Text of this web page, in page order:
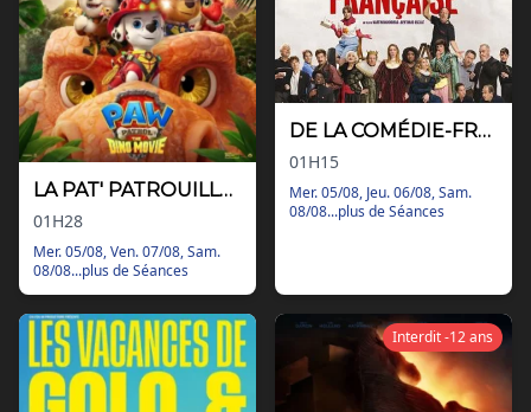
Via Ozzak.fr
Nous contacter
Facebook
Instagram
LA PAT' PATROUILLE : LE FILM MISSION DINO
01H28
Mer. 05/08, Ven. 07/08, Sam.
08/08...plus de Séances
DE LA COMÉDIE-FRANÇAISE
01H15
Mer. 05/08, Jeu. 06/08, Sam.
08/08...plus de Séances
Interdit -12 ans